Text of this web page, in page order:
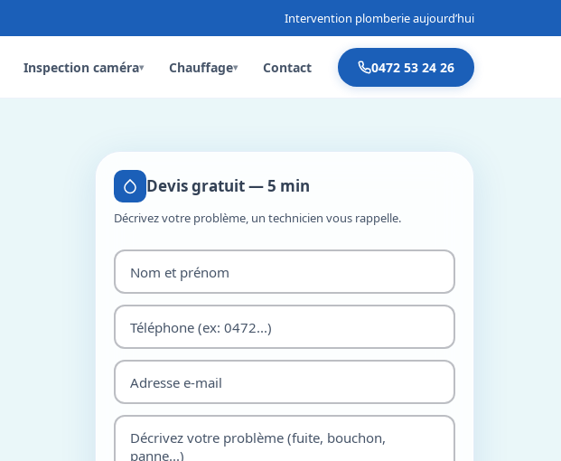
Intervention plomberie aujourd’hui
Inspection caméra▾ Chauffage▾ Contact 0472 53 24 26
Devis gratuit — 5 min
Décrivez votre problème, un technicien vous rappelle.